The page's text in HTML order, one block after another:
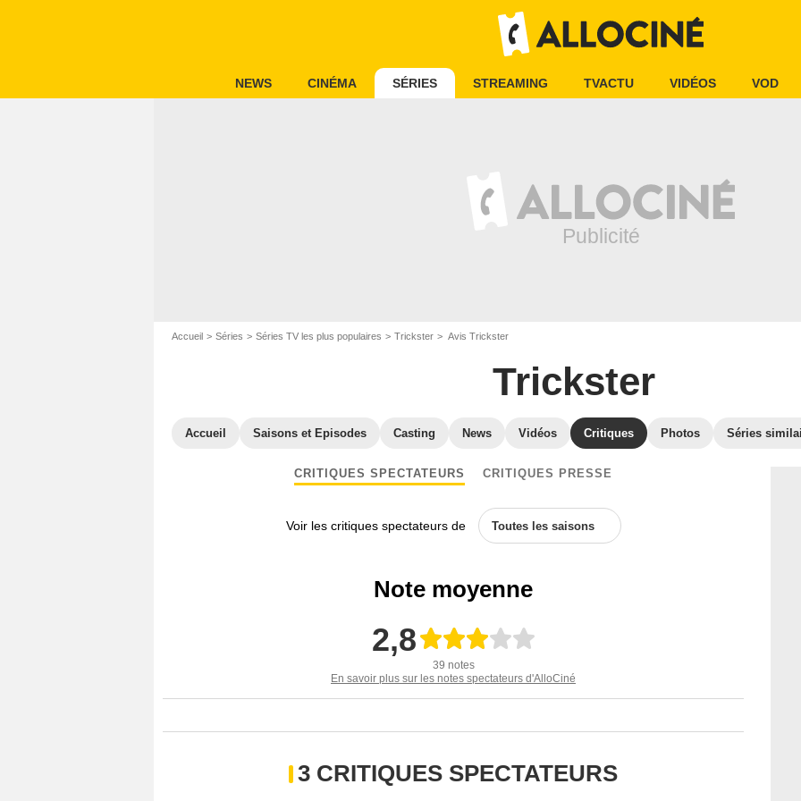
NEWS CINÉMA SÉRIES STREAMING TVACTU VIDÉOS VOD
Accueil Séries Séries TV les plus populaires Trickster Avis Trickster
Trickster
Accueil Saisons et Episodes Casting News Vidéos Critiques Photos Séries
CRITIQUES SPECTATEURS CRITIQUES PRESSE
Voir les critiques spectateurs de Toutes les saisons
Note moyenne
2,8
39 notes
En savoir plus sur les notes spectateurs d'AlloCiné
3 CRITIQUES SPECTATEURS